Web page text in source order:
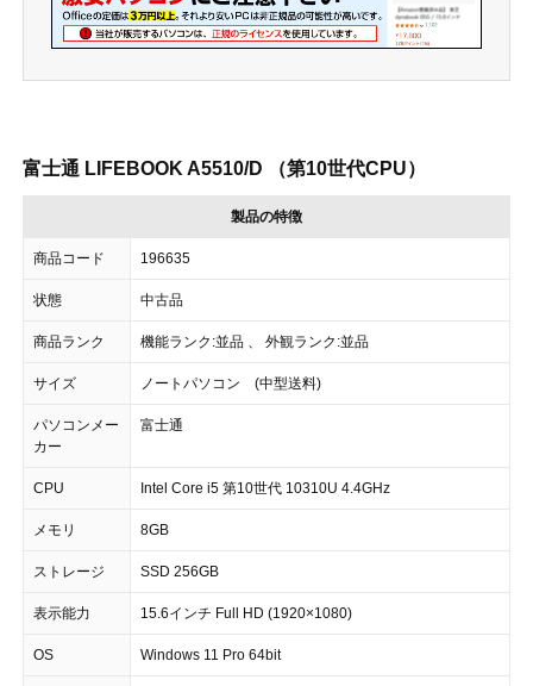
富士通 LIFEBOOK A5510/D （第10世代CPU）
製品の特徴
商品コード 196635
状態 中古品
商品ランク 機能ランク:並品 、 外観ランク:並品
サイズ ノートパソコン (中型送料)
パソコンメー
カー
富士通
CPU Intel Core i5 第10世代 10310U 4.4GHz
メモリ 8GB
ストレージ SSD 256GB
表示能力 15.6インチ Full HD (1920×1080)
OS Windows 11 Pro 64bit